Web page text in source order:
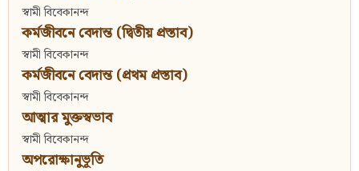
স্বামী বিবেকানন্দ
কর্মজীবনে বেদান্ত (দ্বিতীয় প্রস্তাব)
স্বামী বিবেকানন্দ
কর্মজীবনে বেদান্ত (প্রথম প্রস্তাব)
স্বামী বিবেকানন্দ
আত্মার মুক্তস্বভাব
স্বামী বিবেকানন্দ
অপরোক্ষানুভূতি